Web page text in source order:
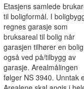
Etasjens samlede
til boligformål. I
regnes garasje som
bruksareal til bolig når
garasjen tilhører en
også ved på/tilbygg av
garasje. Arealmålingen
følger NS 3940. Unntak